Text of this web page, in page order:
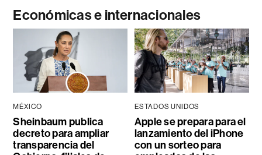
Económicas e internacionales
MÉXICO
Sheinbaum publica
decreto para ampliar
transparencia del
ESTADOS UNIDOS
Apple se prepara para el
lanzamiento del iPhone
con un sorteo para